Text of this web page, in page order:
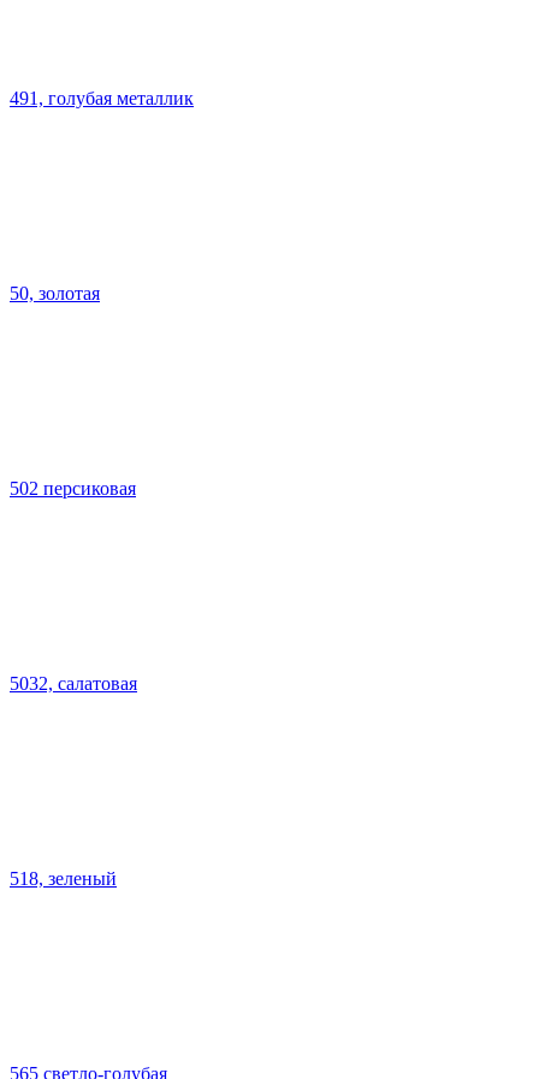
491, голубая металлик
50, золотая
502 персиковая
5032, салатовая
518, зеленый
565 светло-голубая